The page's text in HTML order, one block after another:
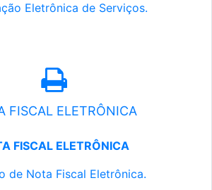
Eletrônica de Serviços.
FISCAL ELETRÔNICA
FISCAL ELETRÔNICA
de Nota Fiscal Eletrônica.